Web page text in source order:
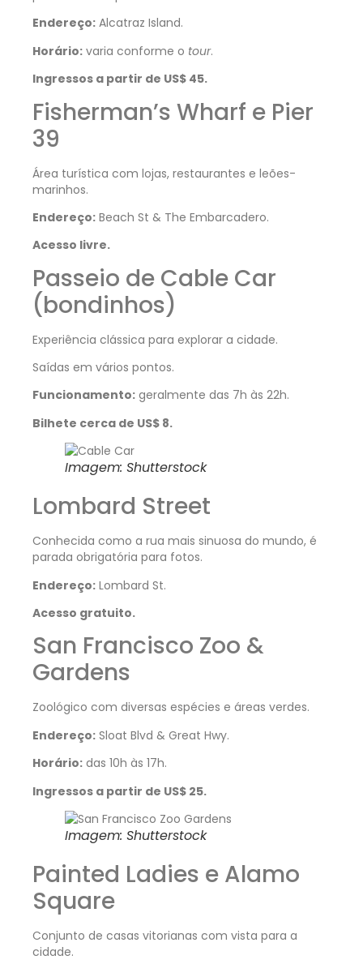
Endereço: Alcatraz Island.
Horário: varia conforme o tour.
Ingressos a partir de US$ 45.
Fisherman’s Wharf e Pier
39
Área turística com lojas, restaurantes e leões-
marinhos.
Endereço: Beach St & The Embarcadero.
Acesso livre.
Passeio de Cable Car
(bondinhos)
Experiência clássica para explorar a cidade.
Saídas em vários pontos.
Funcionamento: geralmente das 7h às 22h.
Bilhete cerca de US$ 8.
Imagem: Shutterstock
Lombard Street
Conhecida como a rua mais sinuosa do mundo, é
parada obrigatória para fotos.
Endereço: Lombard St.
Acesso gratuito.
San Francisco Zoo &
Gardens
Zoológico com diversas espécies e áreas verdes.
Endereço: Sloat Blvd & Great Hwy.
Horário: das 10h às 17h.
Ingressos a partir de US$ 25.
Imagem: Shutterstock
Painted Ladies e Alamo
Square
Conjunto de casas vitorianas com vista para a
cidade.